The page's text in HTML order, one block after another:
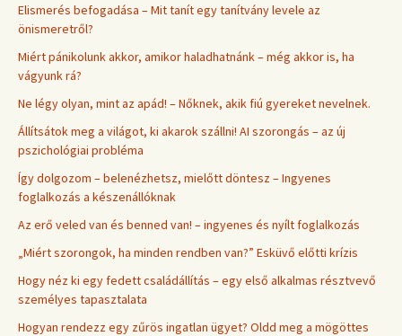
Elismerés befogadása – Mit tanít egy tanítvány levele az
önismeretről?
Miért pánikolunk akkor, amikor haladhatnánk – még akkor is, ha
vágyunk rá?
Ne légy olyan, mint az apád! – Nőknek, akik fiú gyereket nevelnek.
Állítsátok meg a világot, ki akarok szállni! AI szorongás – az új
pszichológiai probléma
Így dolgozom – belenézhetsz, mielőtt döntesz – Ingyenes
foglalkozás a készenállóknak
Az erő veled van és benned van! – ingyenes és nyílt foglalkozás
„Miért szorongok, ha minden rendben van?” Esküvő előtti krízis
Hogy néz ki egy fedett családállítás – egy első alkalmas résztvevő
személyes tapasztalata
Hogyan rendezz egy zűrös ingatlan ügyet? Oldd meg a mögöttes